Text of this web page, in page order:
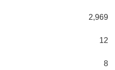
2,969
12
8